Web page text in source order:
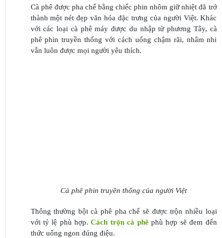
Cà phê được pha chế bằng chiếc phin nhôm giữ nhiệt đã trở
thành một nét đẹp văn hóa đặc trưng của người Việt. Khác
với các loại cà phê máy được du nhập từ phương Tây, cà
phê phin truyền thống với cách uống chậm rãi, nhâm nhi
vẫn luôn được mọi người yêu thích.
Cà phê phin truyền thống của người Việt
Thông thường bột cà phê pha chế sẽ được trộn nhiều loại
với tỷ lệ phù hợp.Cách trộn cà phêphù hợp sẽ đem đến
thức uống ngon đúng điệu.